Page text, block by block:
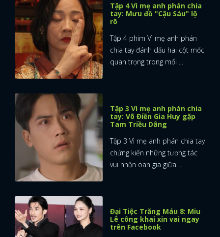
Tập 4 Vì mẹ anh phán chia
tay: Mưu đồ "Cậu Sáu" lộ
rõ
Tập 4 phim Vì mẹ anh phán
chia tay đánh dấu hai cột mốc
quan trọng trong mối ...
Tập 3 Vì mẹ anh phán chia
tay: Võ Điền Gia Huy gặp
Tam Triều Dâng
Tập 3 Vì mẹ anh phán chia tay
chứng kiến những tương tác
vui nhộn oan gia giữa ...
Đại Tiệc Trăng Máu 8: Miu
Lê công khai xin vai ngay
trên Facebook